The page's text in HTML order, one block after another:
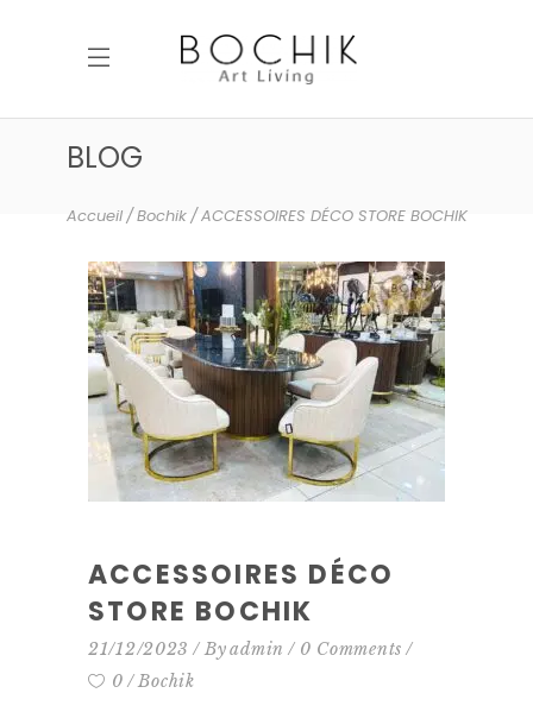
BLOG
Accueil Bochik ACCESSOIRES DÉCO STORE BOCHIK
ACCESSOIRES DÉCO
STORE BOCHIK
21/12/2023 Byadmin
0 Comments
0
Bochik